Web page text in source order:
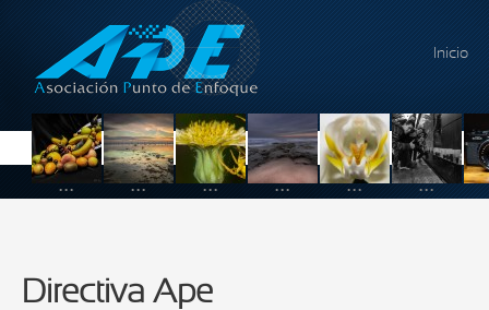
Inicio
... ... ... ... ... ...
Directiva Ape